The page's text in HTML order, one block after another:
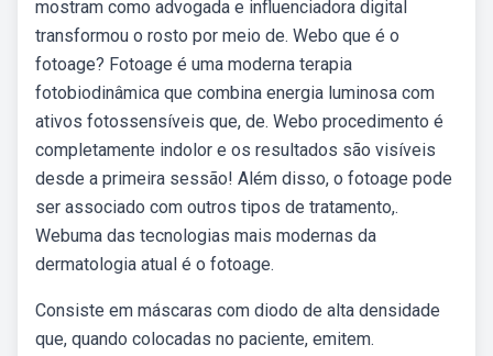
mostram como advogada e influenciadora digital
transformou o rosto por meio de. Webo que é o
fotoage? Fotoage é uma moderna terapia
fotobiodinâmica que combina energia luminosa com
ativos fotossensíveis que, de. Webo procedimento é
completamente indolor e os resultados são visíveis
desde a primeira sessão! Além disso, o fotoage pode
ser associado com outros tipos de tratamento,.
Webuma das tecnologias mais modernas da
dermatologia atual é o fotoage.
Consiste em máscaras com diodo de alta densidade
que, quando colocadas no paciente, emitem.